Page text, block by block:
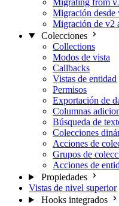
Migrating from
Migración desde
Migración de v2
Colecciones
Collections
Modos de vista
Callbacks
Vistas de entidad
Permisos
Exportación de
Columnas
Búsqueda de
Colecciones
Acciones de
Grupos de
Acciones de
Propiedades
Vistas de nivel superior
Hooks integrados